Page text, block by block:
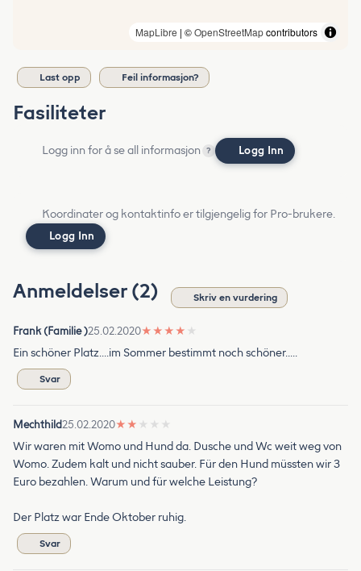
MapLibre | ©OpenStreetMapcontributors
Last opp Feil informasjon?
Fasiliteter
Logg inn for å se all informasjon ? Logg Inn
Koordinater og kontaktinfo er tilgjengelig for Pro-brukere.
Logg Inn
Anmeldelser (2) Skriv en vurdering
Frank (Familie )25.02.2020★ ★ ★ ★ ★
Ein schöner Platz....im Sommer bestimmt noch schöner.....
Svar
Mechthild25.02.2020★ ★ ★ ★ ★
Wir waren mit Womo und Hund da. Dusche und Wc weit weg von
Womo. Zudem kalt und nicht sauber. Für den Hund müssten wir 3
Euro bezahlen. Warum und für welche Leistung?
Der Platz war Ende Oktober ruhig.
Svar